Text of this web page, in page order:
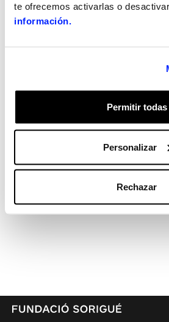
te ofrecemos activarlas o
información.
Permitir todas
Personalizar
Rechazar
Archives
Categories
Feed de entradas
Feed de comentarios
WordPress.org